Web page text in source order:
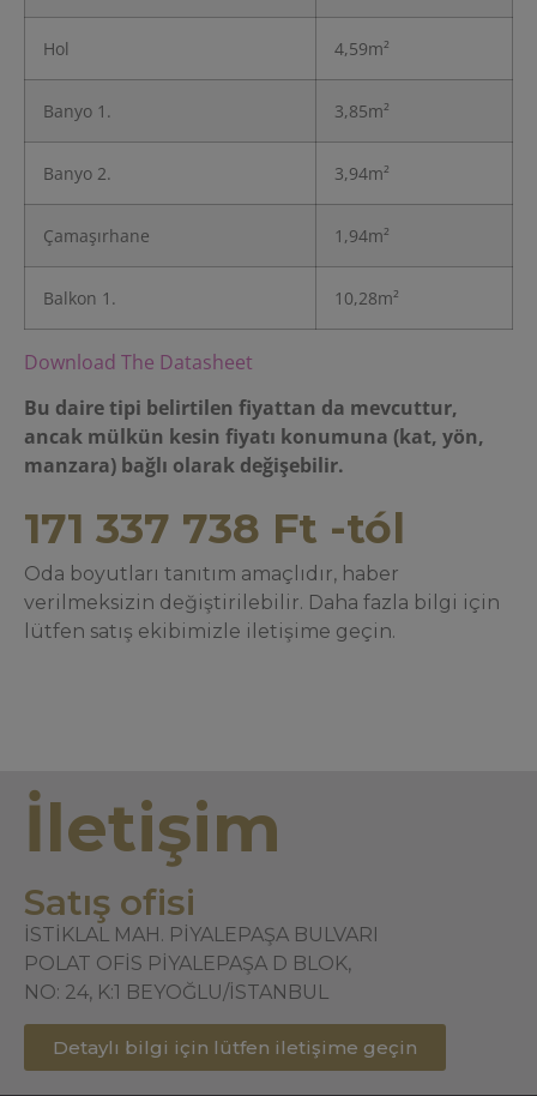
Hol 4,59m²
Banyo 1. 3,85m²
Banyo 2. 3,94m²
Çamaşırhane 1,94m²
Balkon 1. 10,28m²
Download The Datasheet
Bu daire tipi belirtilen fiyattan da mevcuttur,
ancak mülkün kesin fiyatı konumuna (kat, yön,
manzara) bağlı olarak değişebilir.
171 337 738 Ft -tól
Oda boyutları tanıtım amaçlıdır, haber
verilmeksizin değiştirilebilir. Daha fazla bilgi için
lütfen satış ekibimizle iletişime geçin.
İletişim
Satış ofisi
İSTİKLAL MAH. PİYALEPAŞA BULVARI
POLAT OFİS PİYALEPAŞA D BLOK,
NO: 24, K:1 BEYOĞLU/İSTANBUL
Detaylı bilgi için lütfen iletişime geçin